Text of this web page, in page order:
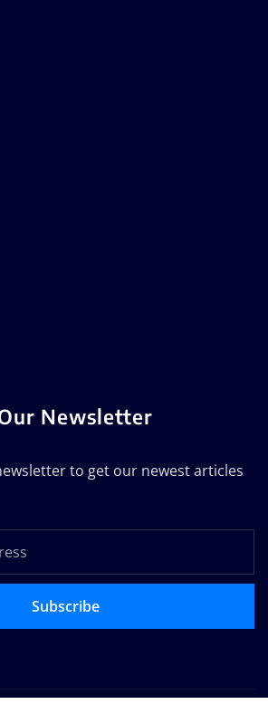
Newsletter
to get our newest articles
Subscribe